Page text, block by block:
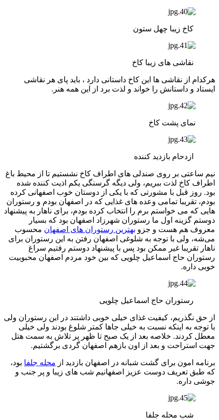
کاخ زیبا چهل ستون
نقاشی های زیبا کاخ
هرکدام از نقاشی ها این کاخ داستانی دارد ، باید پای هر نقاشی
ایستاد و داستانش را خواند و لذت برد از این همه هنر.
نمای پشت کاخ
ازدحام بازدید کننده
نیم ساعتی بر روی صندلی های اطراف کاخ نشستیم تا از محیط باغ
اطراف کاخ لذت ببریم، ولی دیگه گرسنگی یکم اذیت کننده شده
بود. روز قبل با مشورتی که با یکی از دوستان خوب اصفهانی کرده
بودم، تقریبا تمامی وعده های غذایی که در اصفهان بودم و رستوران
هایی که می خواستم برم را انتخاب کرده بودم، برای ناهار به پیشنهاد
دوستم گزینه اول ما رستوران شهرزاد اصفهان بود که بسیار
معروف هم هست و جزو بهترین رستوران های اصفهان محسوب
می‌شه، ولی با توجه به شلوغی اصفهان رفتن به این رستوران برای
ناهار تقریبا غیر ممکن بود پس با پیشنهاد دوستم رفتیم سراغ
رستوران حاج اسماعیل چلویی که بین خود مردم اصفهان محبوبیت
خوبی داره.
رستوران حاج اسماعیل چلویی
از حق نگذریم، کیفیت غذای خیلی خوبی داشتند در این رستوران ولی
با توجه به اینکه نسبت به خیلی جاها کمتر شلوغ بودند ولی خیلی
معطل کردند. خلاصه بعد از یک صبح تا ظهر پر تلاش به سمت هتل
جهت استراحت و بعد از اون بازهم اصفهان گردی برگشتیم.
برنامه امون برای گشت شبانه در اصفهان بازدید از محله جلفا بود،
که طبق تعریف دوست عزیز اصفهانیم شب های زیبا و پر جنب و
جوشی داره.
شب محله جلفا